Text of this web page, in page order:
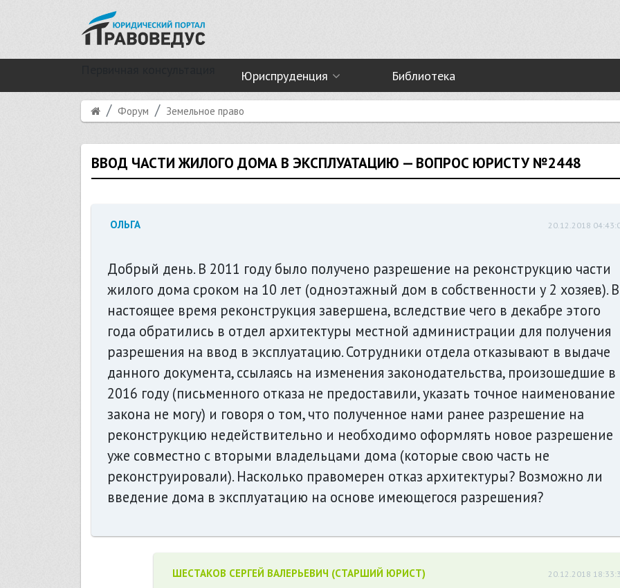
Юриспруденция Библиотека
Форум Земельное право
ВВОД ЧАСТИ ЖИЛОГО ДОМА В ЭКСПЛУАТАЦИЮ — ВОПРОС ЮРИСТУ №2448
ОЛЬГА 20.12.2018
Добрый день. В 2011 году было получено разрешение на реконструкцию части
жилого дома сроком на 10 лет (одноэтажный дом в собственности у 2 хозяев). В
настоящее время реконструкция завершена, вследствие чего в декабре этого
года обратились в отдел архитектуры местной администрации для получения
разрешения на ввод в эксплуатацию. Сотрудники отдела отказывают в выдаче
данного документа, ссылаясь на изменения законодательства, произошедшие в
2016 году (письменного отказа не предоставили, указать точное наименование
закона не могу) и говоря о том, что полученное нами ранее разрешение на
реконструкцию недействительно и необходимо оформлять новое разрешение
уже совместно с вторыми владельцами дома (которые свою часть не
реконструировали). Насколько правомерен отказ архитектуры? Возможно ли
введение дома в эксплуатацию на основе имеющегося разрешения?
ШЕСТАКОВ СЕРГЕЙ ВАЛЕРЬЕВИЧ (СТАРШИЙ ЮРИСТ) 20.12.2018